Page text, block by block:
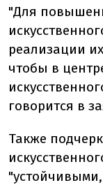
"Для
реализации
чтобы в
говорится в
Также